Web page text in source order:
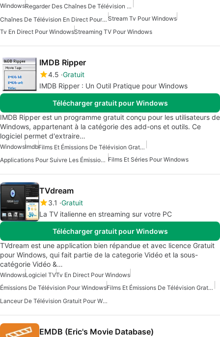
Windows
Regarder Des Chaînes De Télévision Pour Windows
Chaînes De Télévision En Direct Pour Windows Stream Tv Pour Windows
Tv En Direct Pour WindowsStreaming TV Pour Windows
IMDB Ripper
4.5 Gratuit
IMDB Ripper : Un Outil Pratique pour Windows
Télécharger gratuit pour Windows
IMDB Ripper est un programme gratuit conçu pour les utilisateurs de
Windows, appartenant à la catégorie des add-ons et outils. Ce
logiciel permet d'extraire…
WindowsImdb
Films Et Émissions De Télévision Gratuits Pour Windows
Applications Pour Suivre Les Émissions De Télévision Et Les Films Films Et Séries Pour Windows
TVdream
3.1 Gratuit
La TV italienne en streaming sur votre PC
Télécharger gratuit pour Windows
TVdream est une application bien répandue et avec licence Gratuit
pour Windows, qui fait partie de la categorie Vidéo et la sous-
catégorie Vidéo &…
WindowsLogiciel TVTv En Direct Pour Windows
Émissions De Télévision Pour Windows
Films Et Émissions De Télévision Gratuits Pour Windows
Lanceur De Télévision Gratuit Pour Windows
EMDB (Eric's Movie Database)